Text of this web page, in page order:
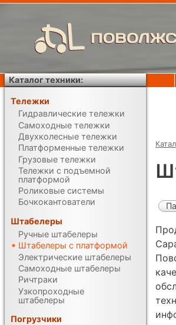
Каталог техники:
Тележки
Гидравлические тележки
Самоходные тележки
Двухколесные тележки
Платформенные тележки
Грузовые тележки
Тележки с подъемной
платформой
Роликовые системы
Бочкокантователи
Штабелеры
Ручные штабелеры
Штабелеры с платформой
Электрические штабелеры
Самоходные штабелеры
Ричтраки
Узкопроходные
штабелеры
Погрузчики